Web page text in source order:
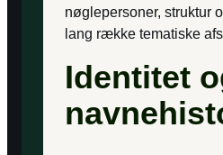
nøglepersoner, struktur
lang række tematiske
Identitet